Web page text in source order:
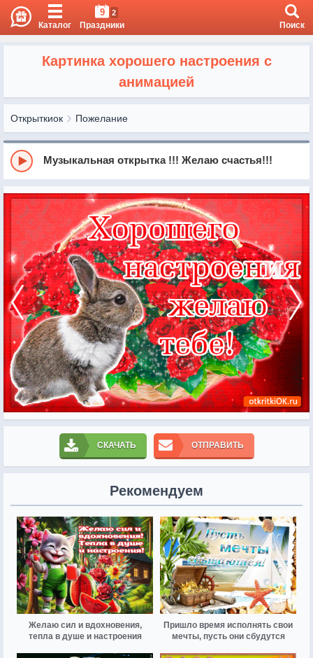
Каталог
9 2
Праздники Поиск
Картинка хорошего настроения с
анимацией
Открыткиок Пожелание
Музыкальная открытка !!! Желаю счастья!!!
СКАЧАТЬ ОТПРАВИТЬ
Рекомендуем
Желаю сил и вдохновения,
тепла в душе и настроения
Пришло время исполнять свои
мечты, пусть они сбудутся